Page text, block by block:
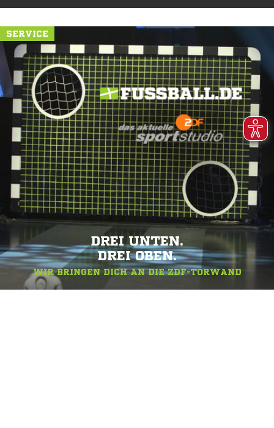
SERVICE
DREI UNTEN.
DREI OBEN.
WIR BRINGEN DICH AN DIE ZDF-TORWAND